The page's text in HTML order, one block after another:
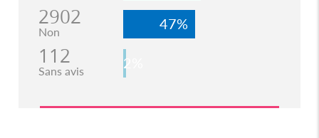
2902
Non 47%
112
Sans avis 2%